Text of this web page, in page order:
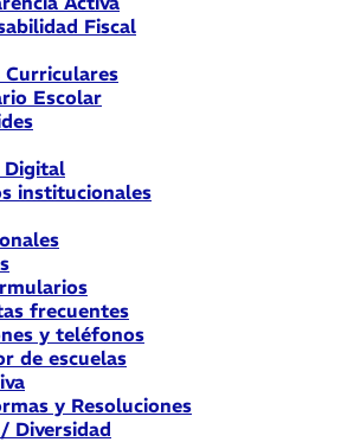
Fiscal
Curriculares
Escolar
Digital
institucionales
frecuentes
y teléfonos
de escuelas
y Resoluciones
Diversidad